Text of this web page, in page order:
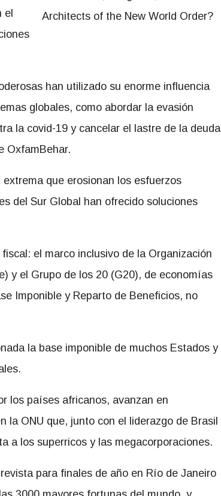
el
han utilizado su enorme influencia
globales, como abordar la evasión
la covid-19 y cancelar el lastre de la deuda
OxfamBehar.
que erosionan los esfuerzos
del Sur Global han ofrecido soluciones
el marco inclusivo de la Organización
y el Grupo de los 20 (G20), de economías
Imponible y Reparto de Beneficios, no
la base imponible de muchos Estados y
los países africanos, avanzan en
la ONU que, junto con el liderazgo de Brasil
a los superricos y las megacorporaciones.
para finales de año en Río de Janeiro